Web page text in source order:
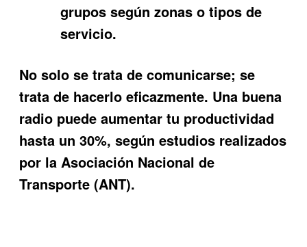
grupos según zonas o tipos de
servicio.
No solo se trata de comunicarse; se
trata de hacerlo eficazmente. Una buena
radio puede aumentar tu productividad
hasta un 30%, según estudios realizados
por la Asociación Nacional de
Transporte (ANT).